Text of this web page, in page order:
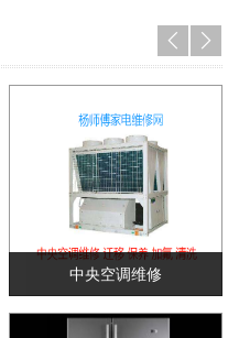
󰀓 󰀔
中央空调维修